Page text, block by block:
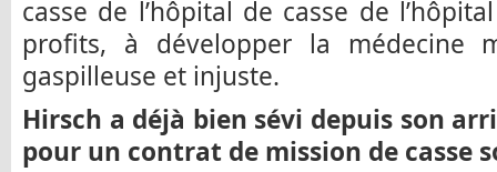
casse de l’hôpital de casse de
profits, à développer la médecine
gaspilleuse et injuste.
Hirsch a déjà bien sévi depuis son
pour un contrat de mission de casse